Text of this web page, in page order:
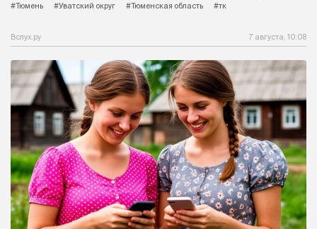
#Тюмень
#Уватский округ #Тюменская область #тк
Вслух.ру 7 августа, 10:08